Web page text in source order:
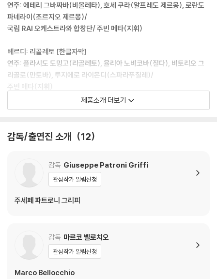
연주: 에테리 그바짜바(비올레타), 호세 쿠라(알프레도 제르몽), 로란도
파네라이(조르지오 제르몽)/
국립 RAI 오케스트라와 합창단/ 주빈 메타(지휘)
베르디: 리골레토 [한글자막]
연주: 플라시도 도밍고(리골레토), 율리아 노비코바(질다), 비토리오 그
리골로(만토바), 루지에로 라이몬디(스파라푸칠레)/
주빈 메타(지휘)
▶ 영화버전으로 감상하는 오페라의 새로운 세계
Andermann) 프로덕션이 제작한 영화-오페라 3부작이 한글자막과 함께
박스로 통합한 것으로서, 이 가운데 토스카와 라 트라비아타는 Teldec 시
절 CD와 영상물로 발매되어 잘 알려진 반면 리골레토는 국내에서는 처음
은 각 오페라마다 등장하는 바로 그 장소에서 야외촬영을 했다는 것으로
0/80년대 영화-오페라와는 본질적으로 다른 영화적인 감흥과 역사적인
고증을 전달해 준다. 원래의 제목은 Tosca in Rome, La Traviata in Pa
ris, Rigoletto in Mantua으로서 오페라의 배경도시인 로마와 파리, 만
토바, 특히 오페라의 배경이 되는 바로 그 건물과 장소에서 촬영을 했다. 리
제품소개 더보기
감독/출연진 소개 12
감독 Giuseppe Patroni Griffi
관심작가 알림신청
주세페 파트로니 그리피
감독 마르코 벨로치오
관심작가 알림신청
Marco Bellocchio